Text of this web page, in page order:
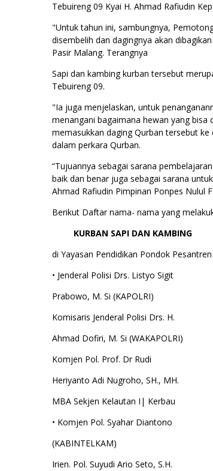
Tebuireng 09 Kyai H. Ahmad Rafiudin
"Untuk tahun ini, sambungnya,
disembelih dan dagingnya akan
Pasir Malang. Terangnya
Sapi dan kambing kurban tersebut
Tebuireng 09.
"Ia juga menjelaskan, untuk
menangani bagaimana hewan yang
memasukkan daging Qurban tersebut
dalam perkara Qurban.
“Tujuannya sebagai sarana
baik dan benar juga sebagai sarana
Ahmad Rafiudin Pimpinan Ponpes Nulul
Berikut Daftar nama- nama yang
KURBAN SAPI DAN KAMBING
di Yayasan Pendidikan Pondok
• Jenderal Polisi Drs. Listyo Sigit
Prabowo, M. Si (KAPOLRI)
Komisaris Jenderal Polisi Drs. H.
Ahmad Dofiri, M. Si (WAKAPOLRI)
Komjen Pol. Prof. Dr Rudi
Heriyanto Adi Nugroho, SH., MH.
MBA Sekjen Kelautan I| Kerbau
• Komjen Pol. Syahar Diantono
(KABINTELKAM)
Irien. Pol. Suyudi Ario Seto, S.H.